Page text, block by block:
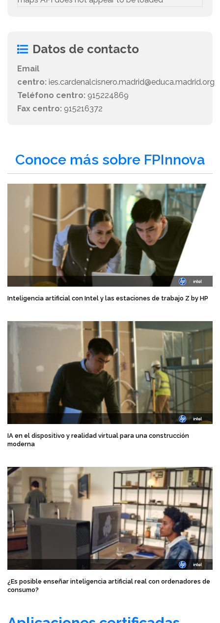
Datos de contacto
Email
centro: ies.cardenalcisnero.madrid@educa.madrid.org
Teléfono centro: 915224869
Fax centro: 915216372
Conoce más sobre FPInnova
Inteligencia artificial con Intel y las estaciones de trabajo Z by HP
IA en el dispositivo y realidad virtual para una construcción
moderna
¿Es posible enseñar inteligencia artificial real con ordenadores de
consumo?